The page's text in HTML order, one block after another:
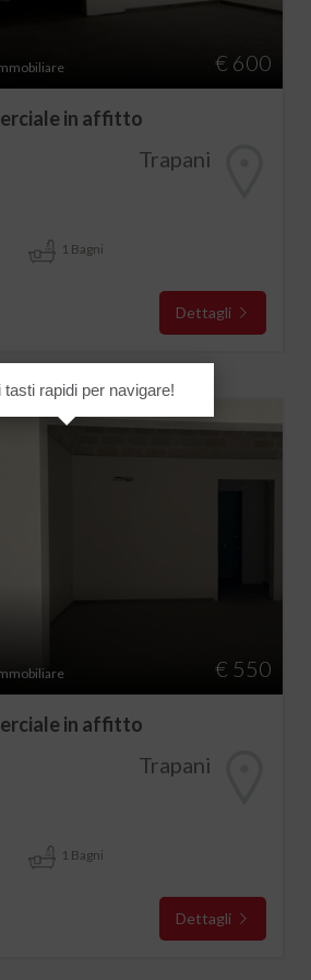
€ 600
in affitto
Trapani
1 Bagni
Dettagli
€ 550
in affitto
Trapani
1 Bagni
Dettagli
tasti rapidi per navigare!